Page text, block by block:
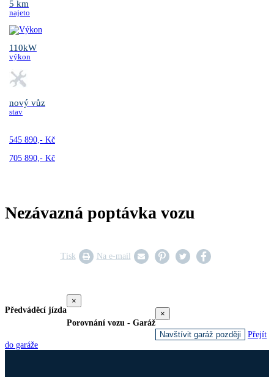
5 km
najeto
110kW
výkon
nový vůz
stav
545 890,- Kč
705 890,- Kč
Nezávazná poptávka vozu
Tisk Na e-mail
Předváděcí jízda
×
Porovnání vozu - Garáž
×
Navštívit garáž později
Přejít
do garáže